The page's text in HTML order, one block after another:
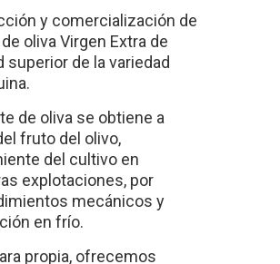
y comercialización de
oliva Virgen Extra de
superior de la variedad
de oliva se obtiene a
fruto del olivo,
del cultivo en
explotaciones, por
mecánicos y
en frío.
propia, ofrecemos